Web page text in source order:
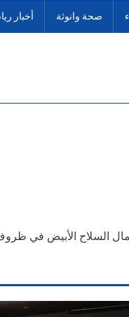
صحة وانوثة أخبار
السلاح الأبيض في